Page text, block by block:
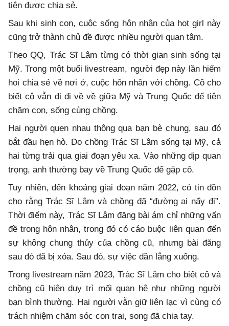
tiên được chia sẻ.
Sau khi sinh con, cuộc sống hôn nhân của hot girl này
cũng trở thành chủ đề được nhiều người quan tâm.
Theo QQ, Trác Sĩ Lâm từng có thời gian sinh sống tại
Mỹ. Trong một buổi livestream, người đẹp này lần hiếm
hoi chia sẻ về nơi ở, cuộc hôn nhân với chồng. Cô cho
biết cô vẫn đi đi về về giữa Mỹ và Trung Quốc để tiện
chăm con, sống cùng chồng.
Hai người quen nhau thông qua bạn bè chung, sau đó
bắt đầu hẹn hò. Do chồng Trác Sĩ Lâm sống tại Mỹ, cả
hai từng trải qua giai đoạn yêu xa. Vào những dịp quan
trọng, anh thường bay về Trung Quốc để gặp cô.
Tuy nhiên, đến khoảng giai đoạn năm 2022, có tin đồn
cho rằng Trác Sĩ Lâm và chồng đã “đường ai nấy đi”.
Thời điểm này, Trác Sĩ Lâm đăng bài ám chỉ những vấn
đề trong hôn nhân, trong đó có cáo buộc liên quan đến
sự không chung thủy của chồng cũ, nhưng bài đăng
sau đó đã bị xóa. Sau đó, sự việc dần lắng xuống.
Trong livestream năm 2023, Trác Sĩ Lâm cho biết cô và
chồng cũ hiện duy trì mối quan hệ như những người
bạn bình thường. Hai người vẫn giữ liên lạc vì cùng có
trách nhiệm chăm sóc con trai, song đã chia tay.